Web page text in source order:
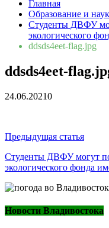
Главная
Образование и
Студенты ДВФУ
экологического
ddsds4eet-flag.jpg
ddsds4eet-
24.06.20210
Навигация
по
записям
Предыдущая статья
Студенты ДВФУ могут
экологического фонда
Новости Владивостока